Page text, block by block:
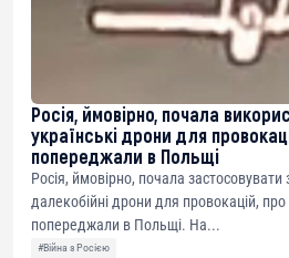
Росія, ймовірно, почала
українські дрони для
попереджали в Польщі
Росія, ймовірно, почала застосовувати
далекобійні дрони для провокацій,
попереджали в Польщі. На...
#Війна з Росією